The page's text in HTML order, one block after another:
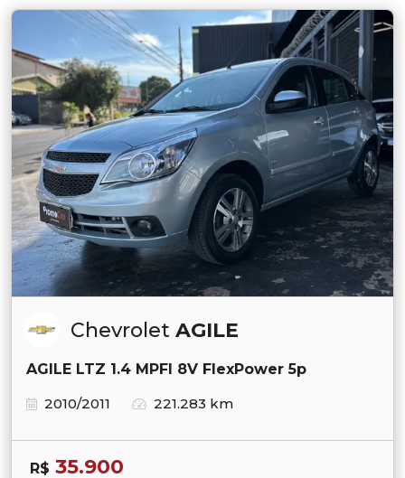
Chevrolet AGILE
AGILE LTZ 1.4 MPFI 8V FlexPower 5p
2010/2011
221.283 km
R$ 35.900